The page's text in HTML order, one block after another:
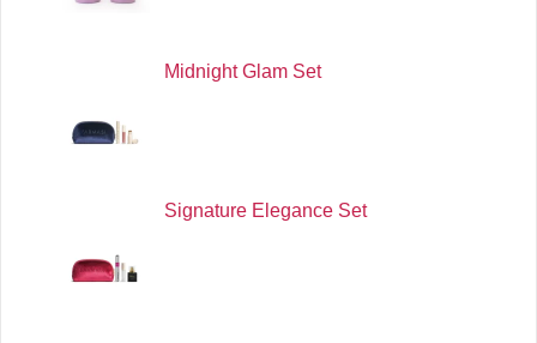
Midnight Glam Set
Signature Elegance Set